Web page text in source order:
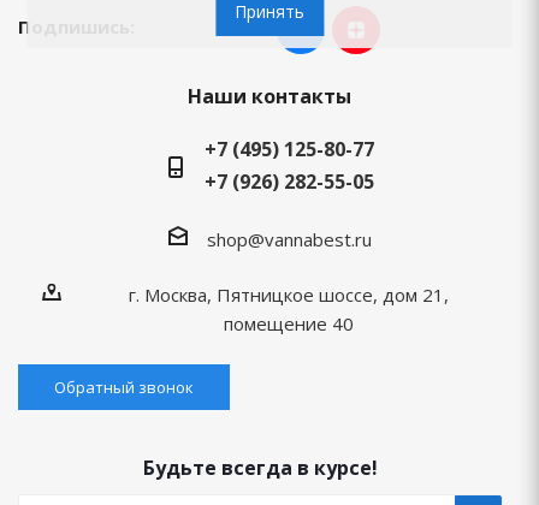
Подпишись:
Наши контакты
+7 (495) 125-80-77
+7 (926) 282-55-05
shop@vannabest.ru
г. Москва, Пятницкое шоссе, дом 21,
помещение 40
Обратный звонок
Будьте всегда в курсе!
Принять